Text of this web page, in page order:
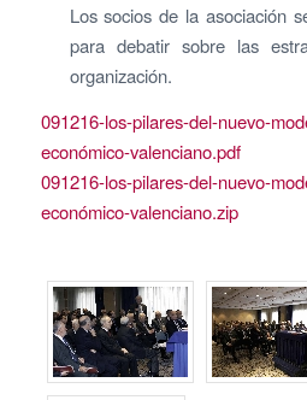
Los socios de la asociación
para debatir sobre las
organización.
091216-los-pilares-del-nuevo-
económico-valenciano.pdf
091216-los-pilares-del-nuevo-
económico-valenciano.zip